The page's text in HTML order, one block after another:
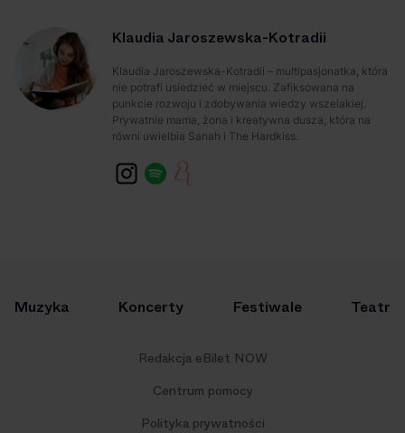
Klaudia Jaroszewska-Kotradii
Klaudia Jaroszewska-Kotradii – multipasjonatka, która
nie potrafi usiedzieć w miejscu. Zafiksowana na
punkcie rozwoju i zdobywania wiedzy wszelakiej.
Prywatnie mama, żona i kreatywna dusza, która na
równi uwielbia Sanah i The Hardkiss.
Muzyka Koncerty Festiwale Teatr
Redakcja eBilet NOW
Centrum pomocy
Polityka prywatności